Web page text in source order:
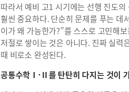
따라서 예비 고1 시기에는 선행 진도
훨씬 중요하다. 단순히 문제를 푸는 데
이가 왜 가능한가?”를 스스로 고민해
저절로 쌓이는 것은 아니다. 진짜 실력
때 비로소 완성된다.
공통수학Ⅰ·Ⅱ를 탄탄히 다지는 것이